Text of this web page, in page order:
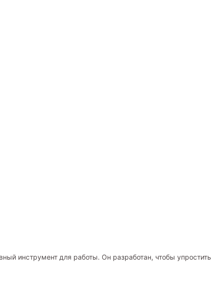
инструмент для работы. Он разработан, чтобы упростить